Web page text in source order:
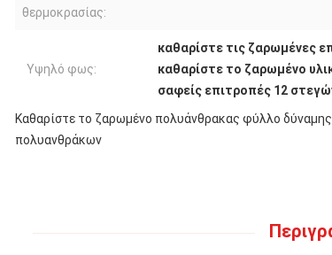
θερμοκρασίας:
Υψηλό φως:
καθαρίστε τις ζαρωμένες
καθαρίστε το ζαρωμένο
σαφείς επιτροπές 12
Καθαρίστε το ζαρωμένο πολυάνθρακας φύλλο
πολυανθράκων